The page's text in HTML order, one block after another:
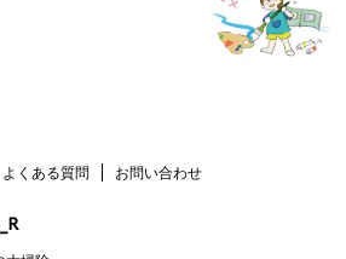
よくある質問 お問い合わせ